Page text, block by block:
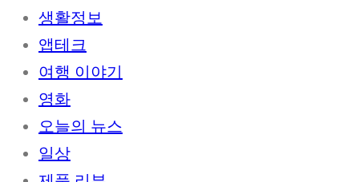
생활정보
앱테크
여행 이야기
영화
오늘의 뉴스
일상